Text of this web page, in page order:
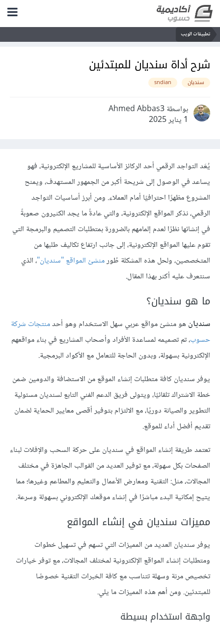
تطبيقات الويب
شرح أداة سنديان للمبتدئين
سنديان sndian
بواسطة Ahmed Abbas3
1 يناير 2025
يُعَد التواجد الرقمي أحد الركائز الأساسية للمشاريع الإلكترونية، فهو
يساعد في الوصول إلى شريحة أكبر من الجمهور المستهدف، ويمنح
المشروع مظهرًا احترافيًا أمام العملاء. ومن أبرز أساسيات التواجد
الرقمي، نذكر المواقع الإلكترونية، والتي عادةً ما يجد الكثيرون صعوبةً
في إنشائها نظرًا لعدم إلمامهم بالضرورة بمتطلبات التصميم والبرمجة التي
تقوم عليها المواقع الإلكترونية، إلى جانب ارتفاع تكاليف طلبها من
المتخصصين، ولحل هذه المشكلة طُورمنشئ المواقع "سنديان"، الذي
سنتعرف عليه أكثر بهذا المقال.
ما هو سنديان؟
سنديانهو منشئ مواقع عربي سهل الاستخدام وهو أحدمنتجات شركة
حسوب، تم تصميمه لمساعدة الأفراد وأصحاب المشاريع في بناء مواقعهم
الإلكترونية بسهولة، وبدون الحاجة للتعامل مع الأكواد البرمجية.
يوفر سنديان كافة متطلبات إنشاء الموقع من الاستضافة والدومين ضمن
خطة الاشتراك تلقائيًا، ويتولى فريق الدعم الفني التابع لسنديان مسئولية
التطوير والصيانة دوريًا، مع الالتزام بتوفير أقصى معايير الحماية لضمان
تقديم أفضل أداء للموقع.
تعتمد طريقة إنشاء المواقع في سنديان على حركة السحب والإفلات لبناء
الصفحات بكل سهولة، مع توفير العديد من القوالب الجاهزة في مختلف
المجالات، مثل: التقنية ومعارض الأعمال والتعليم والمطاعم وغيرها؛ مما
يتيح إمكانية البدء مباشرًا في إنشاء موقعك الإلكتروني بسهولة وسرعة.
مميزات سنديان في إنشاء المواقع
يوفر سنديان العديد من المميزات التي تسهم في تسهيل خطوات
ومتطلبات إنشاء المواقع الإلكترونية لمختلف المجالات، مع توفر خيارات
تخصيص مرنة وسهلة تتناسب مع كافة الخبرات التقنية خصوصًا
للمبتدئين. ومن أهم هذه المميزات ما يلي.
واجهة استخدام بسيطة